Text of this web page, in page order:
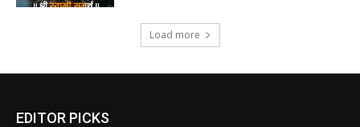
Load more
EDITOR PICKS